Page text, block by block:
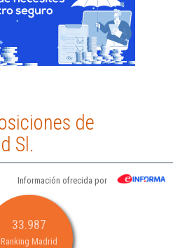
de
Sl.
Información ofrecida por
33.987
Ranking Madrid